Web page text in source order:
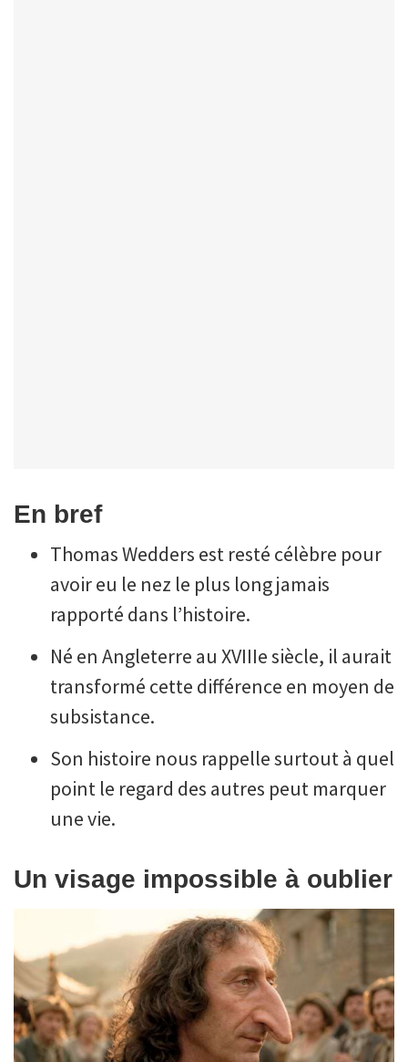
En bref
Thomas Wedders est resté célèbre pour
avoir eu le nez le plus long jamais
rapporté dans l’histoire.
Né en Angleterre au XVIIIe siècle, il aurait
transformé cette différence en moyen de
subsistance.
Son histoire nous rappelle surtout à quel
point le regard des autres peut marquer
une vie.
Un visage impossible à oublier